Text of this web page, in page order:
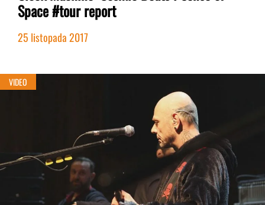
Space #tour report
25 listopada 2017
VIDEO